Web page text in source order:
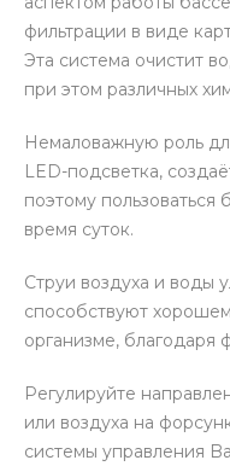
фильтрации в виде
Эта система очистит
при этом различных
Немаловажную роль
LED-подсветка,
поэтому
время суток.
Струи воздуха и воды
способствуют
организме, благодаря
Регулируйте
или воздуха на
системы управления